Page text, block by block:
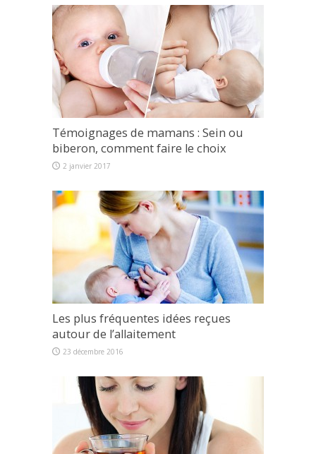
Témoignages de mamans : Sein ou
biberon, comment faire le choix
2 janvier 2017
Les plus fréquentes idées reçues
autour de l’allaitement
23 décembre 2016